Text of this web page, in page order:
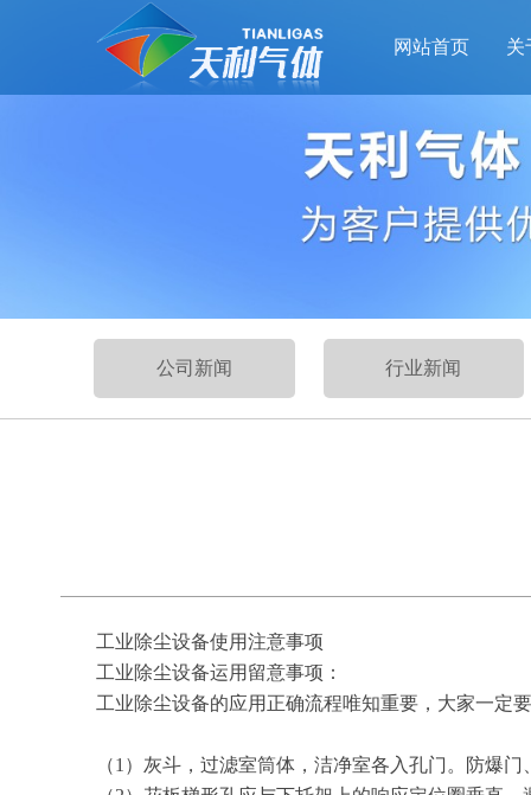
网站首页 关
公司新闻 行业新闻
工业除尘设备使用注意事项
工业除尘设备运用留意事项：
工业除尘设备的应用正确流程唯知重要，大家一定
（1）灰斗，过滤室筒体，洁净室各入孔门。防爆